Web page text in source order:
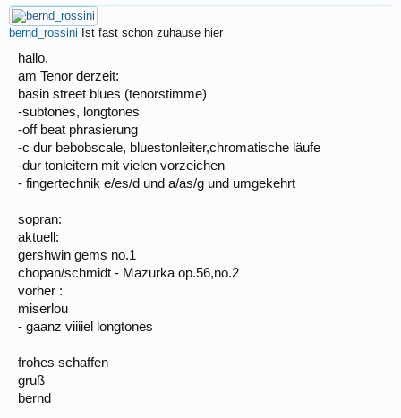
bernd_rossini Ist fast schon zuhause hier
hallo,
am Tenor derzeit:
basin street blues (tenorstimme)
-subtones, longtones
-off beat phrasierung
-c dur bebobscale, bluestonleiter,chromatische läufe
-dur tonleitern mit vielen vorzeichen
- fingertechnik e/es/d und a/as/g und umgekehrt
sopran:
aktuell:
gershwin gems no.1
chopan/schmidt - Mazurka op.56,no.2
vorher :
miserlou
- gaanz viiiiel longtones
frohes schaffen
gruß
bernd